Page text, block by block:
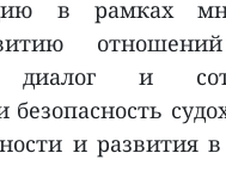
в рамках
диалог и
и развития